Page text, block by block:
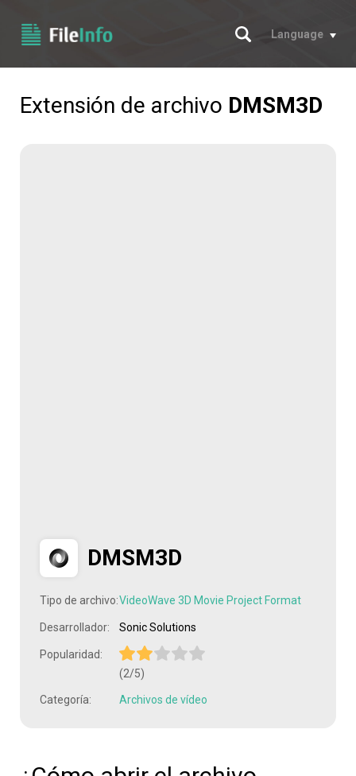
Buscar
Language
Extensión de archivo DMSM3D
DMSM3D
Tipo de archivo:VideoWave 3D Movie Project Format
Desarrollador: Sonic Solutions
Popularidad:
(2/5)
Categoría: Archivos de vídeo